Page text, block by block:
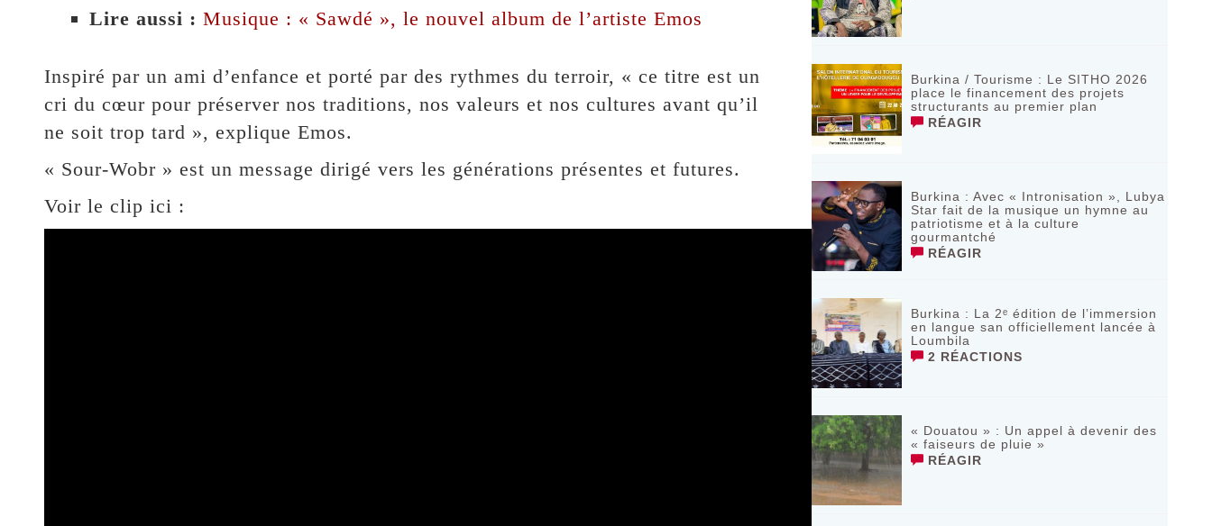
Lire aussi : Musique : « Sawdé », le nouvel album de l’artiste Emos
Inspiré par un ami d’enfance et porté par des rythmes du terroir, « ce titre est un
cri du cœur pour préserver nos traditions, nos valeurs et nos cultures avant qu’il
ne soit trop tard », explique Emos.
« Sour-Wobr » est un message dirigé vers les générations présentes et futures.
Voir le clip ici :
Burkina / Tourisme : Le SITHO 2026
place le financement des projets
structurants au premier plan
RÉAGIR
Burkina : Avec « Intronisation », Lubya
Star fait de la musique un hymne au
patriotisme et à la culture
gourmantché
RÉAGIR
Burkina : La 2ᵉ édition de l’immersion
en langue san officiellement lancée à
Loumbila
2 RÉACTIONS
« Douatou » : Un appel à devenir des
« faiseurs de pluie »
RÉAGIR